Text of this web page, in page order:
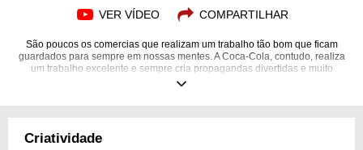
VER VÍDEO COMPARTILHAR
São poucos os comercias que realizam um trabalho tão bom que ficam
guardados para sempre em nossas mentes. A Coca-Cola, contudo, realiza
um trabalho excelente e sempre cria propagandas divertidas e muito
criativas que não caem no esquecimento facilmente. Relembre 10
Criatividade